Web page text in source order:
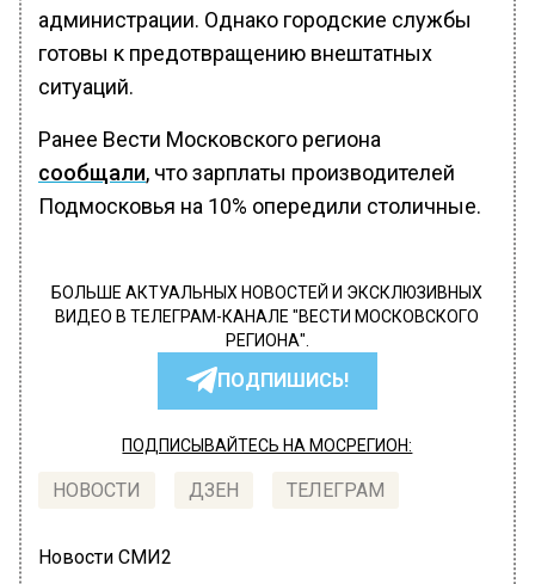
администрации. Однако городские службы
готовы к предотвращению внештатных
ситуаций.
Ранее Вести Московского региона
сообщали, что зарплаты производителей
Подмосковья на 10% опередили столичные.
БОЛЬШЕ АКТУАЛЬНЫХ НОВОСТЕЙ И ЭКСКЛЮЗИВНЫХ
ВИДЕО В ТЕЛЕГРАМ-КАНАЛЕ "ВЕСТИ МОСКОВСКОГО
РЕГИОНА".
ПОДПИШИСЬ!
ПОДПИСЫВАЙТЕСЬ НА МОСРЕГИОН:
НОВОСТИ ДЗЕН ТЕЛЕГРАМ
Новости СМИ2